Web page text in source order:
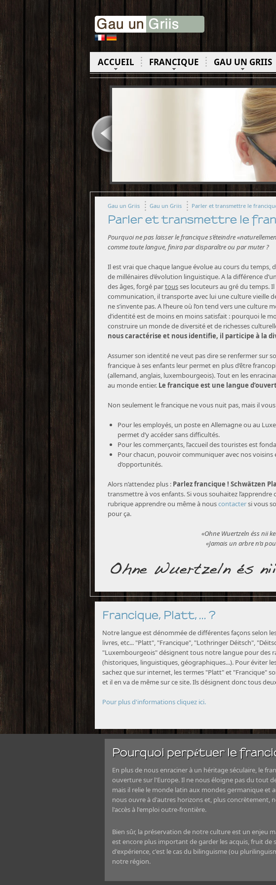
ACCUEIL FRANCIQUE GAU UN GRIIS
Gau un Griis Gau un Griis Parler et transmettre le
Parler et transmettre le
Pourquoi ne pas laisser le francique s’éteindre
comme toute langue, finira par disparaître ou par muter ?
Il est vrai que chaque langue évolue au cours du temps,
de millénaires d’évolution linguistique. A la différence
des âges, forgé partousses locuteurs au gré du temps.
communication, il transporte avec lui une culture vieille
ne s’invente pas. A l’heure où l’on tend vers une
d’identité est de moins en moins satisfait : pourquoi le
construire un monde de diversité et de richesses
nous caractérise et nous identifie, il participe à la
Assumer son identité ne veut pas dire se renfermer sur
francique à ses enfants leur permet en plus d’être
(allemand, anglais, luxembourgeois). Tout en les
au monde entier. Le francique est une langue
Non seulement le francique ne vous nuit pas, mais il
Pour les employés, un poste en Allemagne ou au
permet d’y accéder sans difficultés.
Pour les commerçants, l’accueil des touristes est
Pour chacun, pouvoir communiquer avec nos
d’opportunités.
Alors n’attendez plus : Parlez francique ! Schwätzen
transmettre à vos enfants. Si vous souhaitez l’apprendre
rubrique apprendre ou même à nouscontactersi vous
pour ça.
«Ohne Wuertzeln éss nii
«Jamais un arbre n’a
Francique, Platt, ... ?
Notre langue est dénommée de différentes façons selon
livres, etc... "Platt", "Francique", "Lothringer Déitsch",
"Luxembourgeois" désignent tous notre langue pour des
(historiques, linguistiques, géographiques...). Pour éviter
sachez que sur internet, les termes "Platt" et "Francique"
et il en va de même sur ce site. Ils désignent donc tous
Pour plus d'informations cliquez ici.
Pourquoi perpétuer le
En plus de nous enraciner à un héritage séculaire, le
ouverture sur l'Europe. Il ne nous éloigne pas du tout
mais il relie le monde latin aux mondes germanique et
nous ouvre à d'autres horizons et, plus concrètement,
l'accès à l'emploi outre-frontière.
Bien sûr, la préservation de notre culture est un enjeu
est encore plus important de garder les acquis, fruit de
d'expérience, c'est le cas du bilinguisme (ou
notre région.